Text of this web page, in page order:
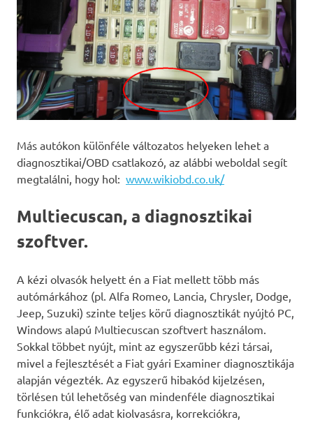
Más autókon különféle változatos helyeken lehet a
diagnosztikai/OBD csatlakozó, az alábbi weboldal segít
megtalálni, hogy hol: www.wikiobd.co.uk/
Multiecuscan, a diagnosztikai
szoftver.
A kézi olvasók helyett én a Fiat mellett több más
autómárkához (pl. Alfa Romeo, Lancia, Chrysler, Dodge,
Jeep, Suzuki) szinte teljes körű diagnosztikát nyújtó PC,
Windows alapú Multiecuscan szoftvert használom.
Sokkal többet nyújt, mint az egyszerűbb kézi társai,
mivel a fejlesztését a Fiat gyári Examiner diagnosztikája
alapján végezték. Az egyszerű hibakód kijelzésen,
törlésen túl lehetőség van mindenféle diagnosztikai
funkciókra, élő adat kiolvasásra, korrekciókra,